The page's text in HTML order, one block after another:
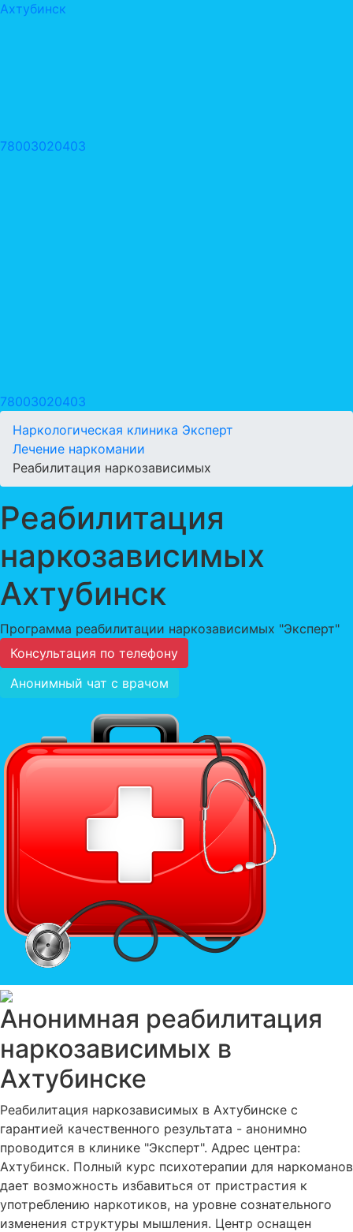
Ахтубинск
78003020403
78003020403
Наркологическая клиника Эксперт
Лечение наркомании
Реабилитация наркозависимых
Реабилитация
наркозависимых
Ахтубинск
Программа реабилитации наркозависимых "Эксперт"
Консультация по телефону
Анонимный чат с врачом
Анонимная реабилитация
наркозависимых в
Ахтубинске
Реабилитация наркозависимых в Ахтубинске с
гарантией качественного результата - анонимно
проводится в клинике "Эксперт". Адрес центра:
Ахтубинск. Полный курс психотерапии для наркоманов
дает возможность избавиться от пристрастия к
употреблению наркотиков, на уровне сознательного
изменения структуры мышления. Центр оснащен